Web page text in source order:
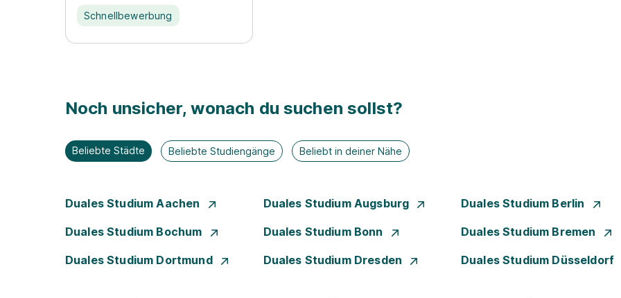
Schnellbewerbung
Noch unsicher, wonach du suchen sollst?
Beliebte Städte Beliebte Studiengänge Beliebt in deiner Nähe
Duales Studium Aachen Duales Studium Augsburg Duales Studium Berlin
Duales Studium Bochum Duales Studium Bonn Duales Studium Bremen
Duales Studium Dortmund Duales Studium Dresden Duales Studium Düsseldorf